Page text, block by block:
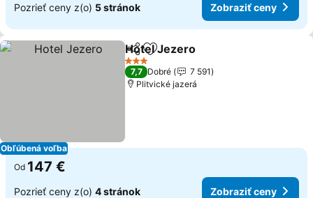
Pozrieť ceny z(o) 5 stránok Zobraziť ceny
Obľúbená voľba
ZdieľaťPridať do obľúbených
Hotel Jezero
3 Počet hviezdičiek
7,7 Dobré
7 591
Plitvické jazerá
Od 147 €
Pozrieť ceny z(o) 4 stránok Zobraziť ceny